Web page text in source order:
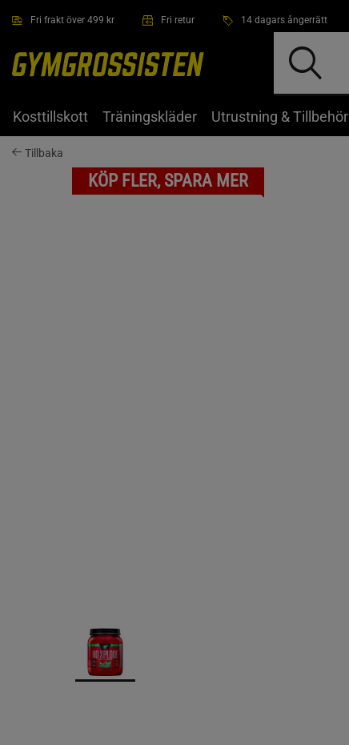
Fri frakt över 499 kr Fri retur 14 dagars ångerrätt
Kosttillskott Träningskläder Utrustning & Tillbehör
Tillbaka
KÖP FLER, SPARA MER